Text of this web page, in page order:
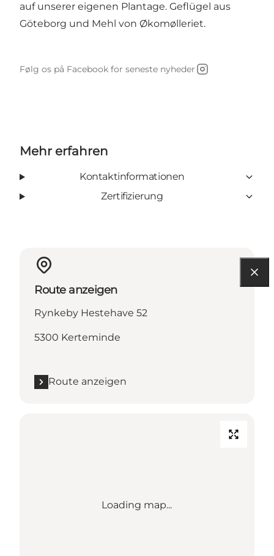
auf unserer eigenen Plantage. Geflügel aus
Göteborg und Mehl von Økomølleriet.
Følg os på Facebook for seneste nyheder
Instagram
Mehr erfahren
Kontaktinformationen
Zertifizierung
Route anzeigen
Rynkeby Hestehave 52
5300 Kerteminde
Route anzeigen
Loading map...